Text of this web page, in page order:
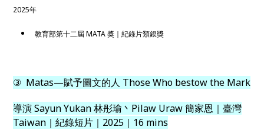
2025年
教育部第十二屆 MATA 獎｜紀錄片類銀獎
③ Matas—賦予圖文的人 Those Who bestow the Mark
導演 Sayun Yukan 林彤瑜丶Pilaw Uraw 簡家恩｜臺灣
Taiwan｜紀錄短片｜2025｜16 mins